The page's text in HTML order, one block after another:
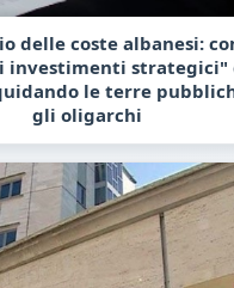
delle coste albanesi:
investimenti strategici"
le terre
gli oligarchi